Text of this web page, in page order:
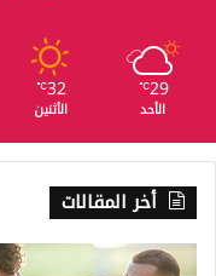
29
℃
الأحد
32
℃
الأثنين
أخر المقالات